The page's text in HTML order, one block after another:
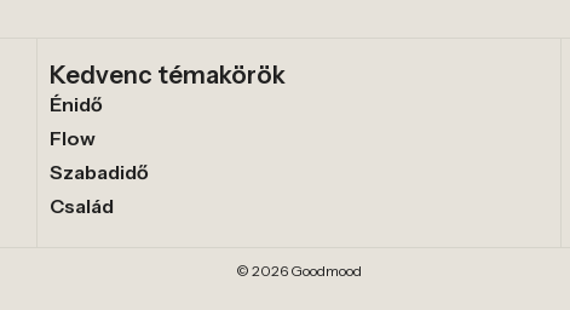
Kedvenc témakörök
Énidő
Flow
Szabadidő
Család
© 2026 Goodmood